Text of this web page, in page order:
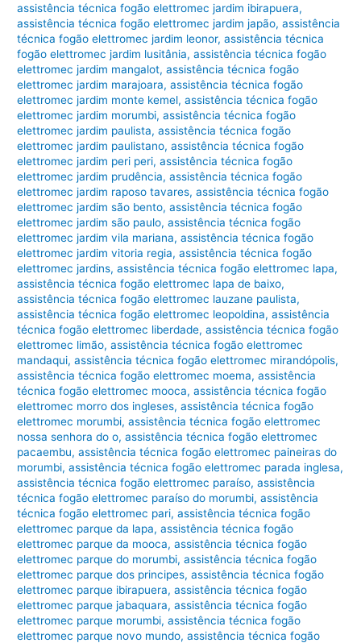
assistência técnica fogão elettromec jardim ibirapuera,
assistência técnica fogão elettromec jardim japão,assistência
técnica fogão elettromec jardim leonor,assistência técnica
fogão elettromec jardim lusitânia,assistência técnica fogão
elettromec jardim mangalot,assistência técnica fogão
elettromec jardim marajoara,assistência técnica fogão
elettromec jardim monte kemel,assistência técnica fogão
elettromec jardim morumbi,assistência técnica fogão
elettromec jardim paulista,assistência técnica fogão
elettromec jardim paulistano,assistência técnica fogão
elettromec jardim peri peri,assistência técnica fogão
elettromec jardim prudência,assistência técnica fogão
elettromec jardim raposo tavares,assistência técnica fogão
elettromec jardim são bento,assistência técnica fogão
elettromec jardim são paulo,assistência técnica fogão
elettromec jardim vila mariana,assistência técnica fogão
elettromec jardim vitoria regia,assistência técnica fogão
elettromec jardins,assistência técnica fogão elettromec lapa,
assistência técnica fogão elettromec lapa de baixo,
assistência técnica fogão elettromec lauzane paulista,
assistência técnica fogão elettromec leopoldina,assistência
técnica fogão elettromec liberdade,assistência técnica fogão
elettromec limão,assistência técnica fogão elettromec
mandaqui,assistência técnica fogão elettromec mirandópolis,
assistência técnica fogão elettromec moema,assistência
técnica fogão elettromec mooca,assistência técnica fogão
elettromec morro dos ingleses,assistência técnica fogão
elettromec morumbi,assistência técnica fogão elettromec
nossa senhora do o,assistência técnica fogão elettromec
pacaembu,assistência técnica fogão elettromec paineiras do
morumbi,assistência técnica fogão elettromec parada inglesa,
assistência técnica fogão elettromec paraíso,assistência
técnica fogão elettromec paraíso do morumbi,assistência
técnica fogão elettromec pari,assistência técnica fogão
elettromec parque da lapa,assistência técnica fogão
elettromec parque da mooca,assistência técnica fogão
elettromec parque do morumbi,assistência técnica fogão
elettromec parque dos principes,assistência técnica fogão
elettromec parque ibirapuera,assistência técnica fogão
elettromec parque jabaquara,assistência técnica fogão
elettromec parque morumbi,assistência técnica fogão
elettromec parque novo mundo,assistência técnica fogão